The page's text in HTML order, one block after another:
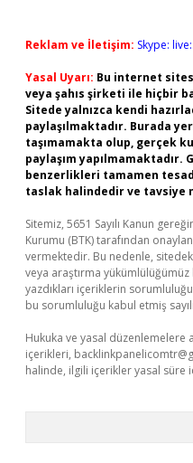
Reklam ve İletişim: Skype:
Yasal Uyarı: Bu internet
veya şahıs şirketi ile hiçbir
Sitede yalnızca kendi
paylaşılmaktadır. Burada
taşımamakta olup, gerçek
paylaşım
benzerlikleri tamamen
taslak halindedir ve tavsiye
Sitemiz, 5651 Sayılı Kanun
Kurumu (BTK) tarafından
vermektedir. Bu nedenle,
veya araştırma
yazdıkları içeriklerin
bu sorumluluğu kabul etmiş
Hukuka ve yasal düzenlemelere
içerikleri,
halinde, ilgili içerikler yasal süre